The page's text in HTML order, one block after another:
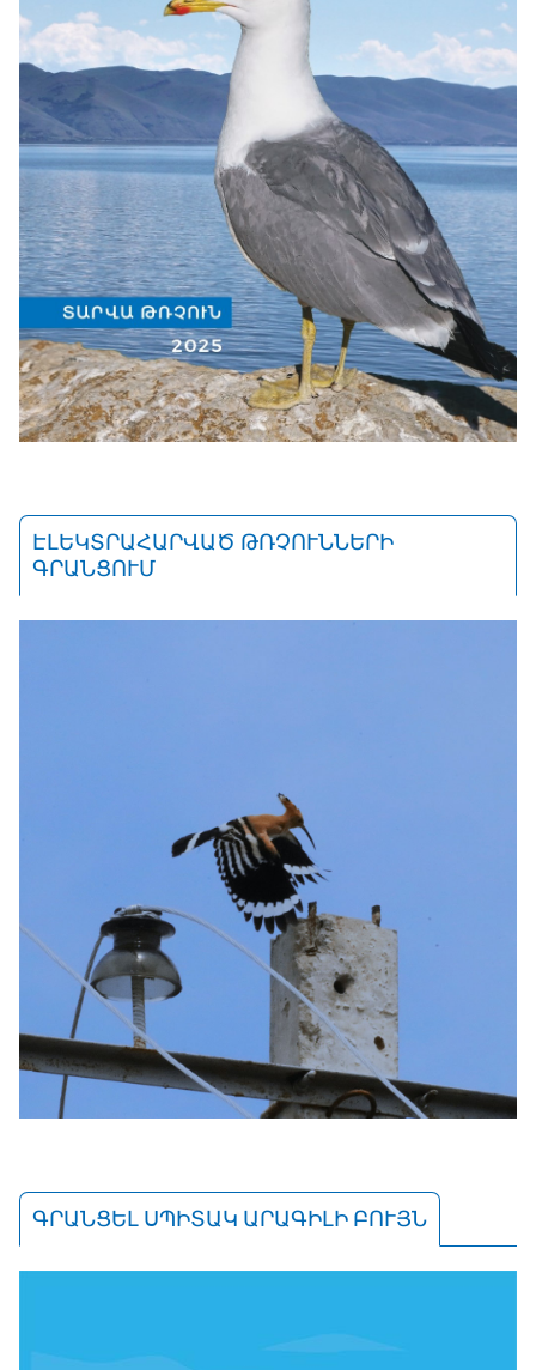
ԷԼԵԿՏՐԱՀԱՐՎԱԾ ԹՌՉՈՒՆՆԵՐԻ
ԳՐԱՆՑՈՒՄ
ԳՐԱՆՑԵԼ ՍՊԻՏԱԿ ԱՐԱԳԻԼԻ ԲՈՒՅՆ